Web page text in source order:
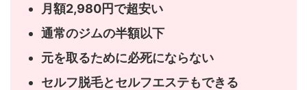
月額2,980円で超安い
通常のジムの半額以下
元を取るために必死にならない
セルフ脱毛とセルフエステもできる